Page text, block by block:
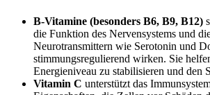
B-Vitamine (besonders B6, B9, B12)
die Funktion des Nervensystems und
Neurotransmittern wie Serotonin und
stimmungsregulierend wirken. Sie
Energieniveau zu stabilisieren und den
Vitamin C unterstützt das